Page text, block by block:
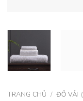
TRANG CHỦ / ĐỒ VẢI